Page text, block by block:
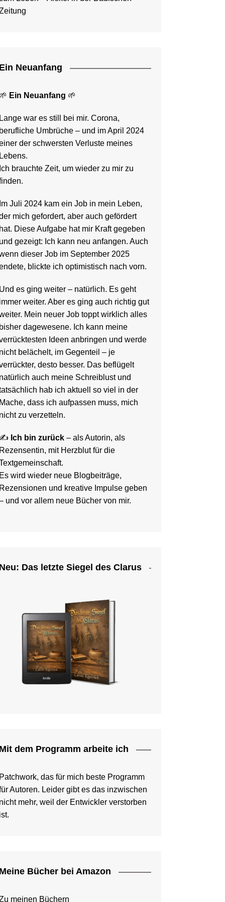
Neuanfang
Ein Neuanfang 🌱
war es still bei mir. Corona,
Umbrüche – und im April 2024
der schwersten Verluste meines
brauchte Zeit, um wieder zu mir zu
Juli 2024 kam ein Job in mein Leben,
mich gefordert, aber auch gefördert
Diese Aufgabe hat mir Kraft gegeben
gezeigt: Ich kann neu anfangen. Auch
dieser Job im September 2025
blickte ich optimistisch nach vorn.
es ging weiter – natürlich. Es geht
weiter. Aber es ging auch richtig gut
Mein neuer Job toppt wirklich alles
dagewesene. Ich kann meine
Ideen anbringen und werde
belächelt, im Gegenteil – je
desto besser. Das beflügelt
auch meine Schreiblust und
hab ich aktuell so viel in der
dass ich aufpassen muss, mich
zu verzetteln.
Ich bin zurück– als Autorin, als
mit Herzblut für die
wird wieder neue Blogbeiträge,
und kreative Impulse geben
und vor allem neue Bücher von mir.
Das letzte Siegel des Clarus
dem Programm arbeite ich
das für mich beste Programm
Autoren. Leider gibt es das inzwischen
mehr, weil der Entwickler verstorben
Bücher bei Amazon
meinen Büchern